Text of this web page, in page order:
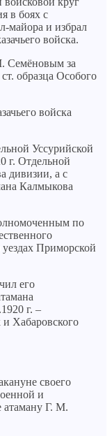
в боях с
майора и избрал
войска.
Семёновым за
образца Особого
войска
Уссурийской
г. Отдельной
дивизии, а с
Калмыкова
по
Приморской
его
г. –
Хабаровского
своего
и
атаману Г. М.